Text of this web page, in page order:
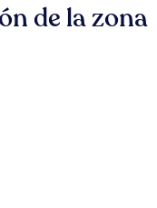
de la zona